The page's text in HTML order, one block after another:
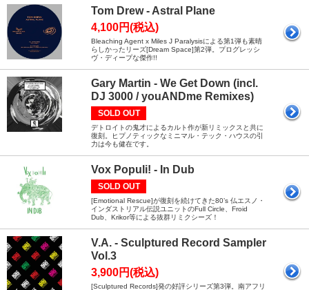
Tom Drew - Astral Plane
4,100円(税込)
Bleaching Agent x Miles J Paralysisによる第1弾も素晴
らしかったリーズ[Dream Space]第2弾。プログレッシ
ヴ・ディープな傑作!!
Gary Martin - We Get Down (incl.
DJ 3000 / youANDme Remixes)
SOLD OUT
デトロイトの鬼才によるカルト作が新リミックスと共に
復刻。ヒプノティックなミニマル・テック・ハウスの引
力は今も健在です。
Vox Populi! - In Dub
SOLD OUT
[Emotional Rescue]が復刻を続けてきた80’s 仏エスノ・
インダストリアル伝説ユニットのFull Circle、Froid
Dub、Krikor等による抜群リミクシーズ！
V.A. - Sculptured Record Sampler
Vol.3
3,900円(税込)
[Sculptured Records]発の好評シリーズ第3弾。南アフリ